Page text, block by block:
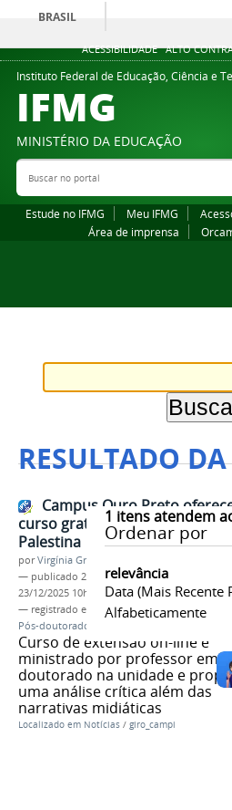
ACESSIBILIDADE ALTO
BRASIL
Instituto Federal de Educação, Ciência e
IFMG
MINISTÉRIO DA EDUCAÇÃO
Buscar no portal
Estude no IFMG Meu IFMG
Área de imprensa
RESULTADO
1 itens atendem
Ordenar por
relevância
Data (mais Recente
Alfabeticamente
Campus Ouro Preto
curso gratuito sobre
Palestina
porVirgínia Graziela Fonseca Barbosa
— publicado 22/12/2025—última modificação
23/12/2025 10h06
— registrado em:
Campus Ouro Preto,
Pós-doutorado
Curso de extensão on-line é
ministrado por professor em
doutorado na unidade e
uma análise crítica além das
narrativas midiáticas
Localizado em Notícias / giro_campi